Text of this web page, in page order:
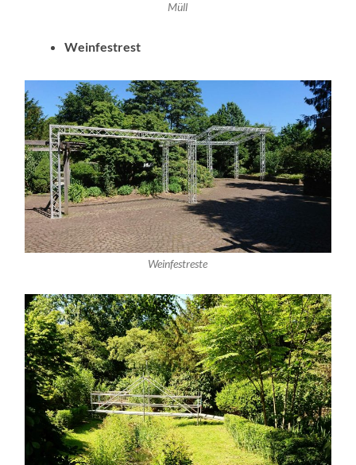
Müll
Weinfestrest
Weinfestreste